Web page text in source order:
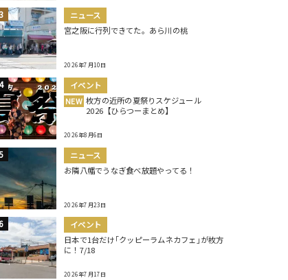
ニュース
宮之阪に行列できてた。あら川の桃
2026年7月10日
イベント
NEW 枚方の近所の夏祭りスケジュール
2026【ひらつーまとめ】
2026年8月6日
ニュース
お隣八幡でうなぎ食べ放題やってる！
2026年7月23日
イベント
日本で1台だけ｢クッピーラムネカフェ｣が枚方
に！7/18
2026年7月17日